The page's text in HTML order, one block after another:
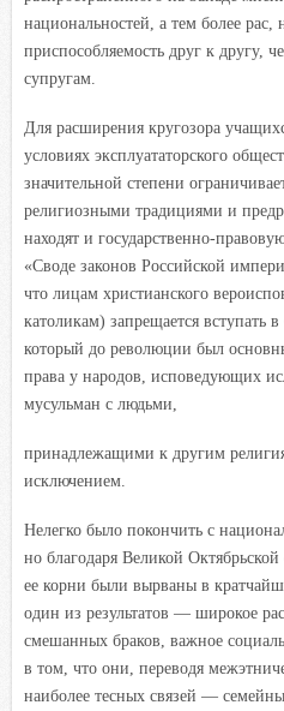
национальностей, а тем более рас,
приспособляемость друг к другу,
супругам.
Для расширения кругозора
условиях эксплуататорского
значительной степени
религиозными традициями и
находят и государственно-
«Своде законов Российской
что лицам христианского
католикам) запрещается вступать
который до революции был
права у народов, исповедующих
мусульман с людьми,
принадлежащими к другим
исключением.
Нелегко было покончить с
но благодаря Великой
ее корни были вырваны в
один из результатов — широкое
смешанных браков, важное
в том, что они, переводя
наиболее тесных связей —